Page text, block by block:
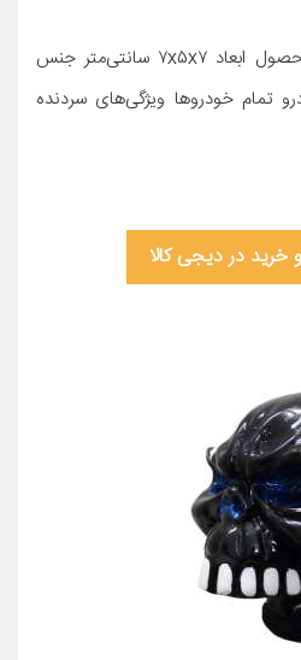
معرفی محصول جزئیات محصول ابعاد ۷x۵x۷ سانتی‌متر جنس
تمام خودروها ویژگی‌های سردنده
خرید در دیجی کالا